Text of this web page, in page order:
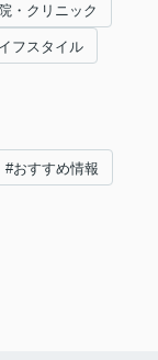
・クリニック
フスタイル
#おすすめ情報